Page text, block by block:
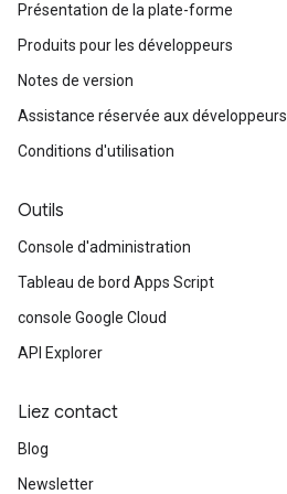
Présentation de la plate-forme
Produits pour les développeurs
Notes de version
Assistance réservée aux développeurs
Conditions d'utilisation
Outils
Console d'administration
Tableau de bord Apps Script
console Google Cloud
API Explorer
Liez contact
Blog
Newsletter